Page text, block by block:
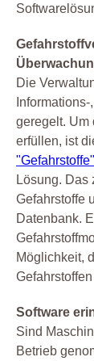
Die
geregelt. Um
erfüllen, ist
Lösung. Das
Gefahrstoffe
Datenbank.
Möglichkeit,
Software
Sind
Betrieb